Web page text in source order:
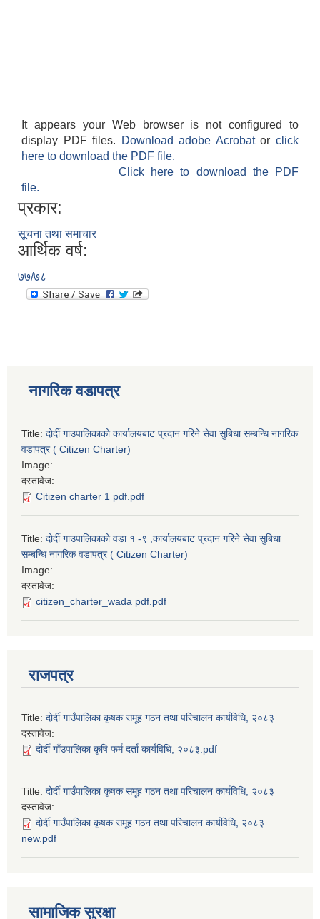
It appears your Web browser is not configured to
display PDF files.
Download adobe Acrobatorclick
here to download the PDF file.
Click here to download the PDF
file.
प्रकार:
सूचना तथा समाचार
आर्थिक वर्ष:
७७/७८
नागरिक वडापत्र
Title: दोर्दी गाउपालिकाको कार्यालयबाट प्रदान गरिने सेवा सुबिधा सम्बन्धि नागरिक
वडापत्र ( Citizen Charter)
Image:
दस्तावेज:
Citizen charter 1 pdf.pdf
Title: दोर्दी गाउपालिकाको वडा १ -९ ,कार्यालयबाट प्रदान गरिने सेवा सुबिधा
सम्बन्धि नागरिक वडापत्र ( Citizen Charter)
Image:
दस्तावेज:
citizen_charter_wada pdf.pdf
राजपत्र
Title: दोर्दी गाउँपालिका कृषक समूह गठन तथा परिचालन कार्यविधि, २०८३
दस्तावेज:
दोर्दी गाँउपालिका कृषि फर्म दर्ता कार्यविधि, २०८३.pdf
Title: दोर्दी गाउँपालिका कृषक समूह गठन तथा परिचालन कार्यविधि, २०८३
दस्तावेज:
दोर्दी गाउँपालिका कृषक समूह गठन तथा परिचालन कार्यविधि, २०८३
new.pdf
सामाजिक सुरक्षा